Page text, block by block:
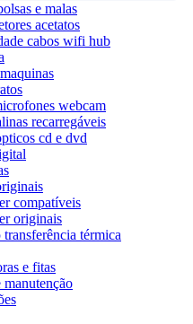
e malas
acetatos
cabos wifi hub
webcam
recarregáveis
cd e dvd
compatíveis
originais
transferência térmica
e fitas